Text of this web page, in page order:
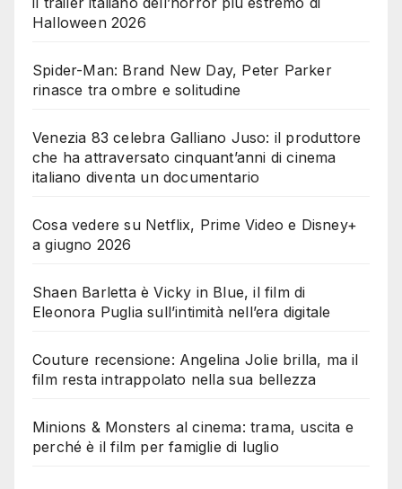
Halloween 2026
Spider-Man: Brand New Day, Peter Parker
rinasce tra ombre e solitudine
Venezia 83 celebra Galliano Juso: il produttore
che ha attraversato cinquant’anni di cinema
italiano diventa un documentario
Cosa vedere su Netflix, Prime Video e Disney+
a giugno 2026
Shaen Barletta è Vicky in Blue, il film di
Eleonora Puglia sull’intimità nell’era digitale
Couture recensione: Angelina Jolie brilla, ma il
film resta intrappolato nella sua bellezza
Minions & Monsters al cinema: trama, uscita e
perché è il film per famiglie di luglio